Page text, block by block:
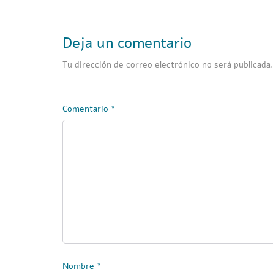
Deja un comentario
Tu dirección de correo electrónico no será publicada.
Comentario *
Nombre *